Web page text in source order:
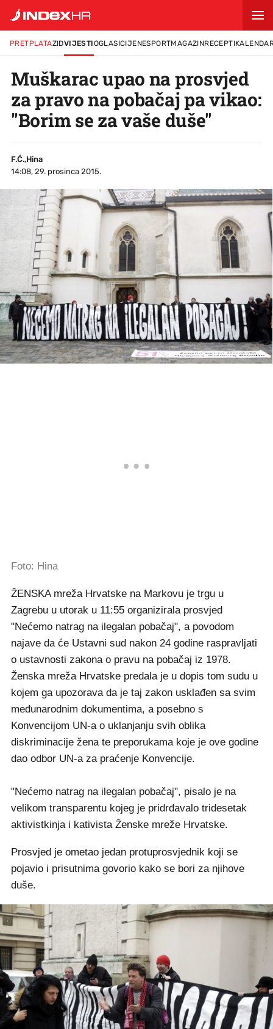
PRETPLATAZIDVIJESTIOGLASICIJENESPORTMAGAZINRECEPTI
Muškarac upao na prosvjed
za pravo na pobačaj pa vikao:
"Borim se za vaše duše"
F.Ć.,Hina
14:08, 29. prosinca 2015.
Foto: Hina
ŽENSKA mreža Hrvatske na Markovu je trgu u
Zagrebu u utorak u 11:55 organizirala prosvjed
"Nećemo natrag na ilegalan pobačaj", a povodom
najave da će Ustavni sud nakon 24 godine raspravljati
o ustavnosti zakona o pravu na pobačaj iz 1978.
Ženska mreža Hrvatske predala je u dopis tom sudu u
kojem ga upozorava da je taj zakon usklađen sa svim
međunarodnim dokumentima, a posebno s
Konvencijom UN-a o uklanjanju svih oblika
diskriminacije žena te preporukama koje je ove godine
dao odbor UN-a za praćenje Konvencije.
"Nećemo natrag na ilegalan pobačaj", pisalo je na
velikom transparentu kojeg je pridrđavalo tridesetak
aktivistkinja i kativista Ženske mreže Hrvatske.
Prosvjed je ometao jedan protuprosvjednik koji se
pojavio i prisutnima govorio kako se bori za njihove
duše.